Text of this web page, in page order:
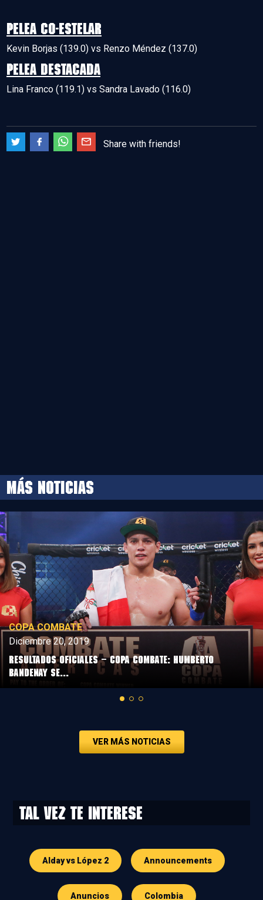
PELEA CO-ESTELAR
Kevin Borjas (139.0) vs Renzo Méndez (137.0)
PELEA DESTACADA
Lina Franco (119.1) vs Sandra Lavado (116.0)
Share with friends!
MÁS NOTICIAS
COPA COMBATE
Diciembre 20, 2019
Resultados Oficiales – Copa Combate: Humberto
Bandenay se...
VER MÁS NOTICIAS
Tal vez te interese
Alday vs López 2 Announcements
Anuncios Colombia